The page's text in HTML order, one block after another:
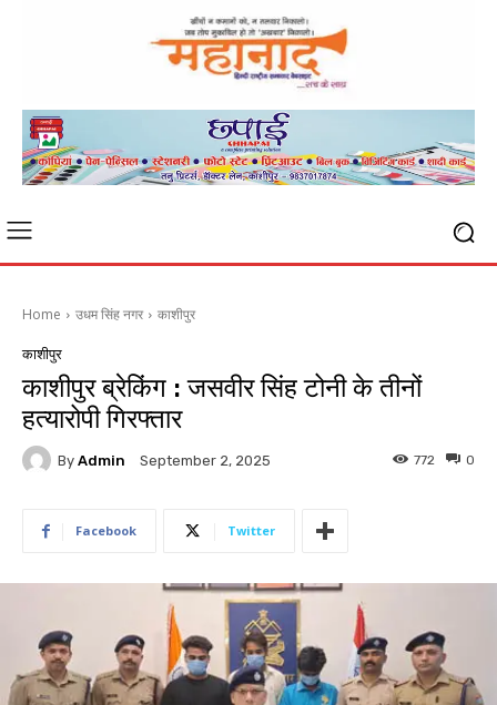
Home उधम सिंह नगर काशीपुर
काशीपुर
काशीपुर ब्रेकिंग : जसवीर सिंह टोनी के तीनों
हत्यारोपी गिरफ्तार
By Admin September 2, 2025 0
772
Facebook Twitter